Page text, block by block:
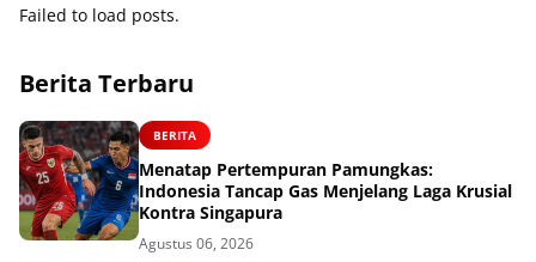
Failed to load posts.
Berita Terbaru
BERITA
Menatap Pertempuran Pamungkas:
Indonesia Tancap Gas Menjelang Laga Krusial
Kontra Singapura
Agustus 06, 2026